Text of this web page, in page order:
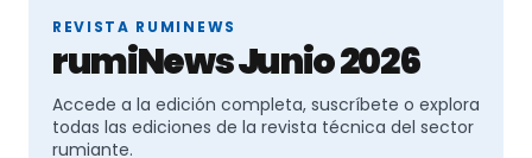
historia de la historia de la veterinaria en España,
Primer Congreso Veterinario Euro-Árabe, Conseil de
l`Orde des Médecins Vétérinaires de Tunisie.
REVISTA RUMINEWS
rumiNews Junio 2026
Accede a la edición completa, suscríbete o explora
todas las ediciones de la revista técnica del sector
rumiante.